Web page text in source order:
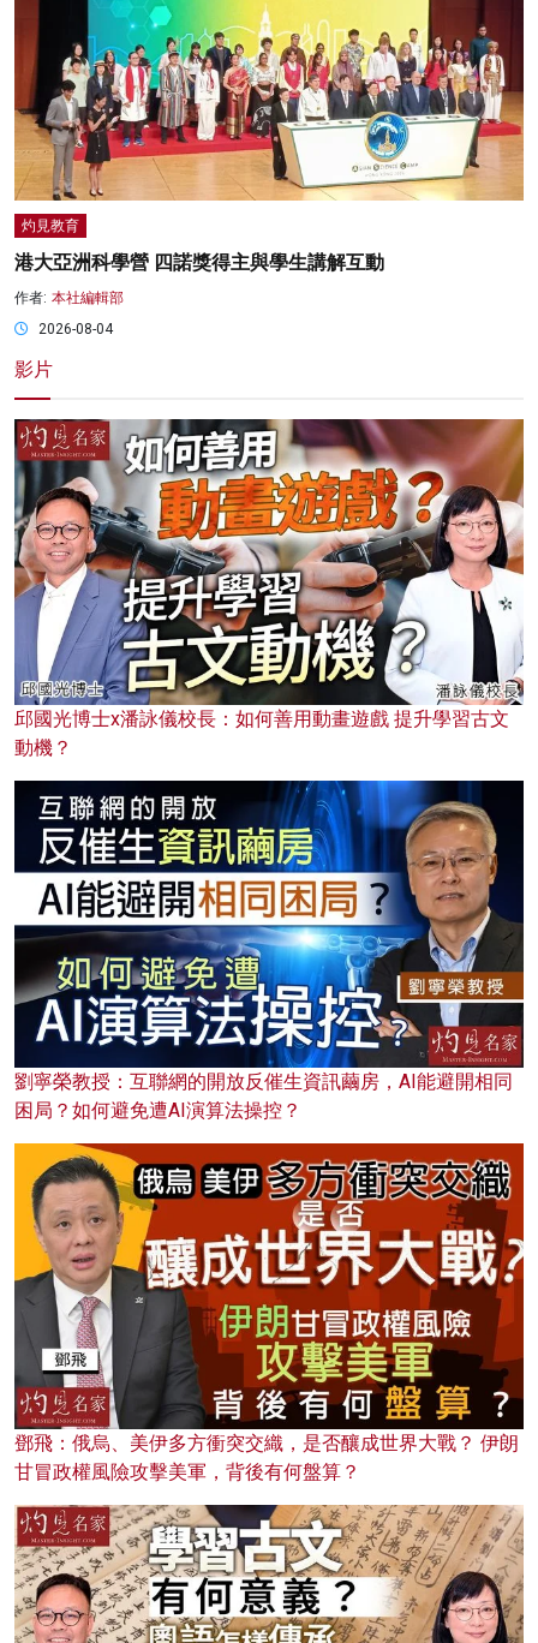
灼見教育
港大亞洲科學營 四諾獎得主與學生講解互動
作者: 本社編輯部
2026-08-04
影片
邱國光博士x潘詠儀校長：如何善用動畫遊戲 提升學習古文
動機？
劉寧榮教授：互聯網的開放反催生資訊繭房，AI能避開相同
困局？如何避免遭AI演算法操控？
鄧飛：俄烏、美伊多方衝突交織，是否釀成世界大戰？ 伊朗
甘冒政權風險攻擊美軍，背後有何盤算？